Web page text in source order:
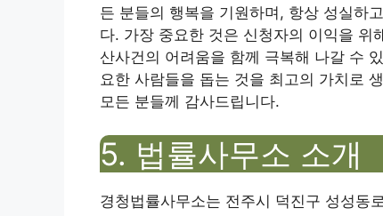
든 분들의 행복을 기원하며, 항상 성실하
다. 가장 중요한 것은 신청자의 이익을
산사건의 어려움을 함께 극복해 나갈 수
요한 사람들을 돕는 것을 최고의 가치로
모든 분들께 감사드립니다.
5. 법률사무소 소개
경청법률사무소는 전주시 덕진구 성성동